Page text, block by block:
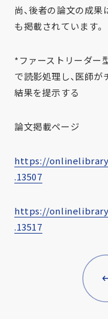
尚、後者の論文の成
も掲載されています。
*ファーストリーダー
で読影処理し、医師
結果を提示する
論文掲載ページ
https://
.13507
https://
.13517